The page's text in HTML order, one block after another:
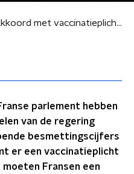
Frans parlement akkoord met vaccinatieplicht zorgmedewerkers en gezondheidspas
parlement hebben
van de regering
besmettingscijfers
er een vaccinatieplicht
Fransen een